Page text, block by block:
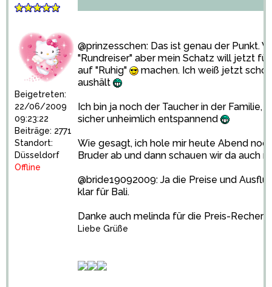
Beigetreten:
22/06/2009
09:23:22
Beiträge: 2771
Standort:
Düsseldorf
Offline
@prinzesschen: Das ist genau der Punkt.
"Rundreiser" aber mein Schatz will jetzt
auf "Ruhig"
machen. Ich weiß jetzt
aushält
Ich bin ja noch der Taucher in der Familie,
sicher unheimlich entspannend
Wie gesagt, ich hole mir heute Abend
Bruder ab und dann schauen wir da auch
@bride19092009: Ja die Preise und
klar für Bali.
Danke auch melinda für die Preis-
Liebe Grüße